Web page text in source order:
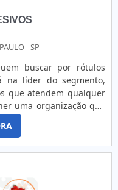
- SP
buscar por rótulos
na líder do segmento,
que atendem qualquer
uma organização que
venda e tenha ampla
INTERESSANTES
precisa de rótulos
com seus